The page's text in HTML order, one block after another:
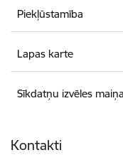
Piekļūstamība
Lapas karte
Sīkdatņu izvēles maiņa
Kontakti